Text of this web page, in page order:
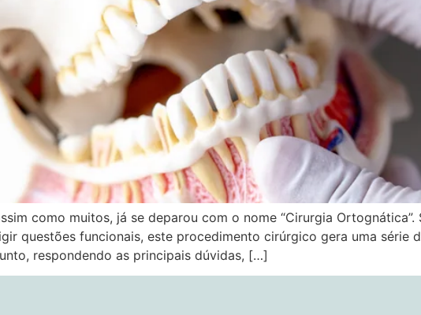
como muitos, já se deparou com o nome “Cirurgia
questões funcionais, este procedimento cirúrgico gera uma série
respondendo as principais dúvidas, […]